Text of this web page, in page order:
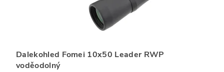
Dalekohled Fomei 10x50 Leader RWP
voděodolný